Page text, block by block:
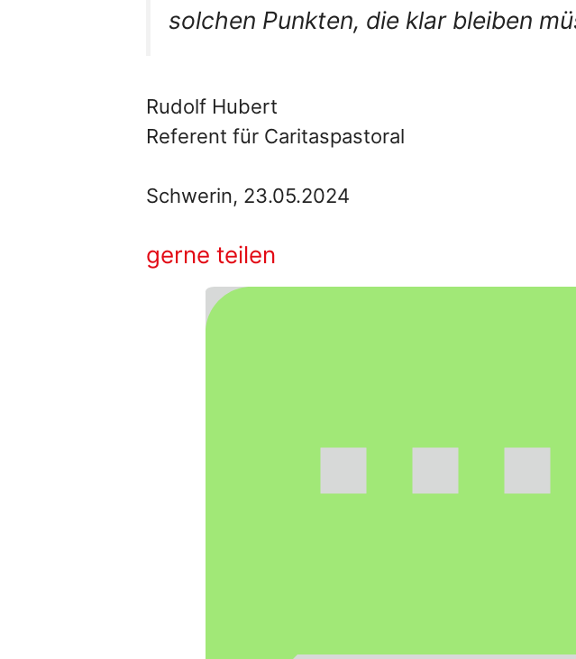
solchen Punkten, die klar bleiben
Rudolf Hubert
Referent für Caritaspastoral
Schwerin, 23.05.2024
gerne teilen